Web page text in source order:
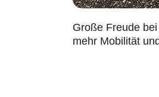
Große Freude
mehr Mobilität